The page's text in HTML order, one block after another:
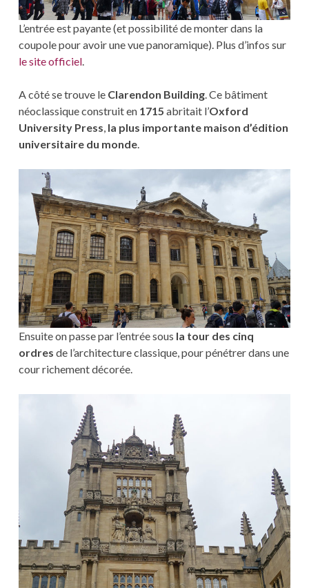
L’entrée est payante (et possibilité de monter dans la
coupole pour avoir une vue panoramique). Plus d’infos sur
le site officiel.
A côté se trouve le Clarendon Building. Ce bâtiment
néoclassique construit en 1715 abritait l’Oxford
University Press, la plus importante maison d’édition
universitaire du monde.
Ensuite on passe par l’entrée sous la tour des cinq
ordres de l’architecture classique, pour pénétrer dans une
cour richement décorée.